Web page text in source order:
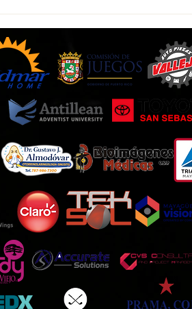
Dion New se ha integrado como
accionista a la plataforma West
Sports & Social Development